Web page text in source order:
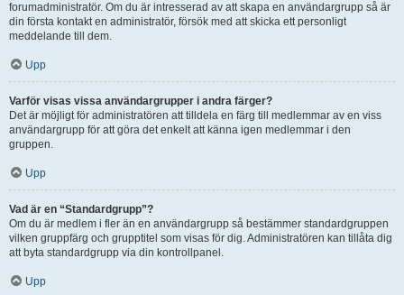
forumadministratör. Om du är intresserad av att skapa en användargrupp så är
din första kontakt en administratör, försök med att skicka ett personligt
meddelande till dem.
Upp
Varför visas vissa användargrupper i andra färger?
Det är möjligt för administratören att tilldela en färg till medlemmar av en viss
användargrupp för att göra det enkelt att känna igen medlemmar i den
gruppen.
Upp
Vad är en “Standardgrupp”?
Om du är medlem i fler än en användargrupp så bestämmer standardgruppen
vilken gruppfärg och grupptitel som visas för dig. Administratören kan tillåta dig
att byta standardgrupp via din kontrollpanel.
Upp